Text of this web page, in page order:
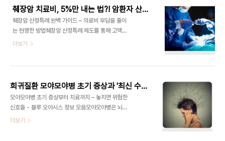
인정됩니다. 또한 장애인..
료, 림프종이란?혈액암 항암치료는 암세포가 혈액 속
또는 면역계에서 발생했을 때 시행되는 복합 치료법
입니다.그중에서도 림프종은 림프계에서 생기는 대
표적인 혈액암으로, 조기 발견 시 완치 가능성이 높은
암으로 알려져 있습니다.이 글에서는 림프종의 정의,
보겠습니다. 목차1. 림프종이란?2. 림프종의 주요 증
췌장암 치료비, 5%만 내는 법?! 암환자 산정특례 혜택 진짜 이렇게 큽니다
췌장암 산정특례 완벽 가이드 – 의료비 부담을 줄이
는 현명한 방법췌장암 산정특례 제도를 통해 고액의
치료비 부담을 줄일 수 있습니다. 본 글에서는 췌장암
정리췌장암 완치를 향한 희망, 최신 항암제 치료 트렌
드 - 블루 오아시스 정보 모음췌장암은 조기 발견이
어렵고 예후가 나쁜 암으로 알려져 있지만, 최근 의학
기술의 발전으로 항암치료 효과가 점do2.blue-
oasis.kr 📑 목차췌장암 산정특례란?췌장암이 산정
더보기
희귀질환 모야모야병 초기 증상과 '최신 수술법, 관리 방법' 안내
모야모야병 초기 증상부터 치료까지 – 놓치면 위험한
신호들 - 블루 오아시스 정보 모음모야모야병은 뇌혈
관이 서서히 좁아지면서 혈류가 차단되는 희귀 질환
더보기